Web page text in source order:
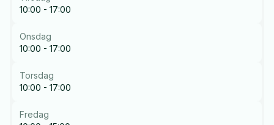
10:00 - 17:00
Onsdag
10:00 - 17:00
Torsdag
10:00 - 17:00
Fredag